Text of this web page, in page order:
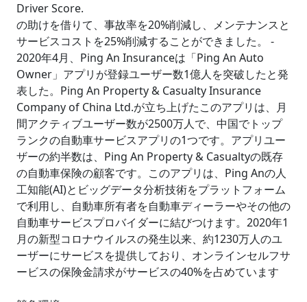
Driver Score.
の助けを借りて、事故率を20%削減し、メンテナンスと
サービスコストを25%削減することができました。 -
2020年4月、Ping An Insuranceは「Ping An Auto
Owner」アプリが登録ユーザー数1億人を突破したと発
表した。Ping An Property & Casualty Insurance
Company of China Ltd.が立ち上げたこのアプリは、月
間アクティブユーザー数が2500万人で、中国でトップ
ランクの自動車サービスアプリの1つです。アプリユー
ザーの約半数は、Ping An Property & Casualtyの既存
の自動車保険の顧客です。このアプリは、Ping Anの人
工知能(AI)とビッグデータ分析技術をプラットフォーム
で利用し、自動車所有者を自動車ディーラーやその他の
自動車サービスプロバイダーに結びつけます。2020年1
月の新型コロナウイルスの発生以来、約1230万人のユ
ーザーにサービスを提供しており、オンラインセルフサ
ービスの保険金請求がサービスの40%を占めています